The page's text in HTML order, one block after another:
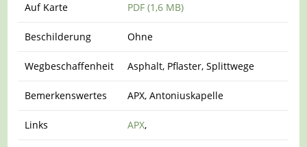
Auf Karte PDF (1,6 MB)
Beschilderung Ohne
Wegbeschaffenheit Asphalt, Pflaster, Splittwege
Bemerkenswertes APX, Antoniuskapelle
Links APX,